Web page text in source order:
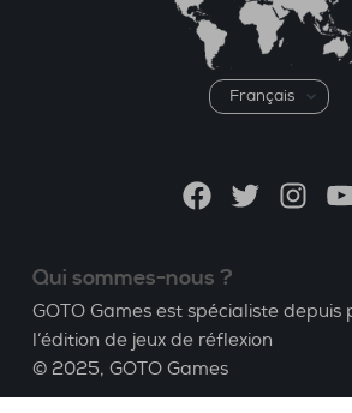
Choisir
une
FacebookTwitter
Qui sommes-nous ?
GOTO Games est spécialiste
l’édition de jeux de réflexion
© 2025, GOTO Games